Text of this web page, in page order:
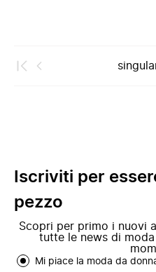
Iscriviti per
pezzo
Scopri per primo i nuovi
tutte le news di
Mi piace la moda da